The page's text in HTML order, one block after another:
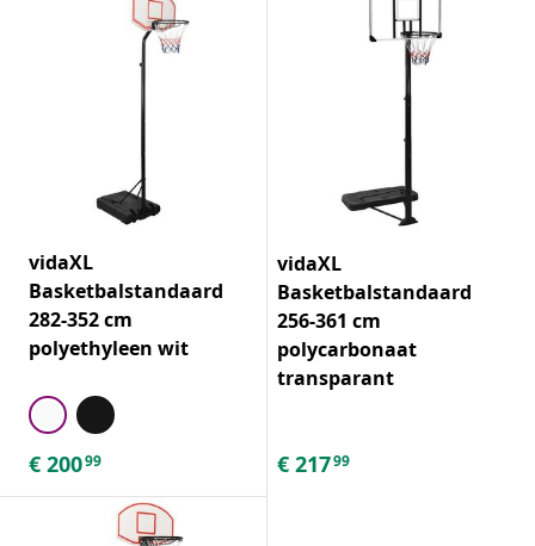
vidaXL
Basketbalstandaard
282-352 cm
polyethyleen wit
€ 20099
vidaXL
Basketbalstandaard
256-361 cm
polycarbonaat
transparant
€ 21799